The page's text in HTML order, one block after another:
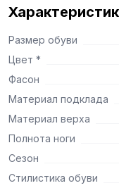
Размер обуви
Цвет *
Фасон
Материал подклада
Материал верха
Полнота ноги
Сезон
Стилистика обуви